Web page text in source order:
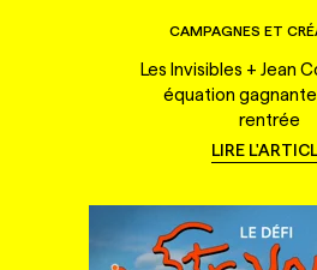
CAMPAGNES ET
Les Invisibles + Jean
équation
rentrée
LIRE